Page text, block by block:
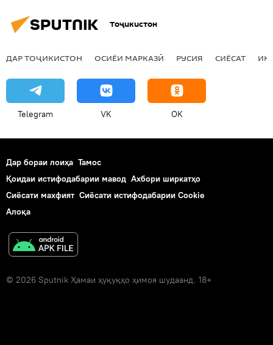
Тоҷикистон
ДАР ТОҶИКИСТОН ОСИЁИ МАРКАЗӢ РУСИЯ СИЁСАТ
Telegram VK OK
Дар бораи лоиҳа Тамос
Қоидаи истифодабарии мавод Ахбори ширкатҳо
Сиёсати махфият Сиёсати истифодабарии Cookie
Алоқа
© 2026 Sputnik Ҳамаи ҳуқуқҳо ҳимоя шудаанд. 18+